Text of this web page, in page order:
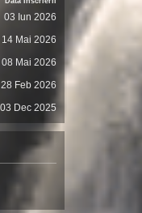
03 Iun 2026
14 Mai 2026
08 Mai 2026
28 Feb 2026
03 Dec 2025